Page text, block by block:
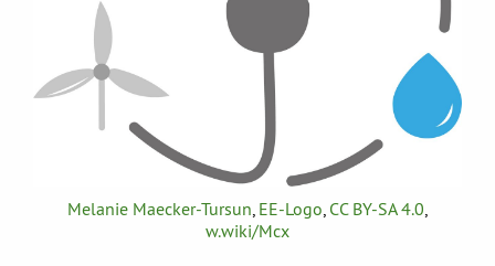
Melanie Maecker-Tursun, EE-Logo, CC BY-SA 4.0,
w.wiki/Mcx